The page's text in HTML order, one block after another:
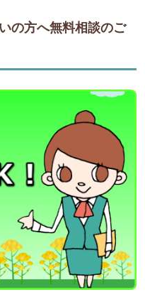
の方へ無料相談のご